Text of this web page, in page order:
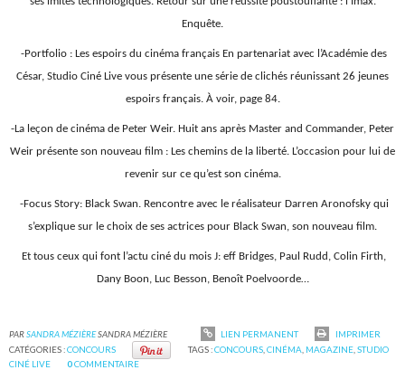
Enquête.
-Portfolio : Les espoirs du cinéma français En partenariat avec l’Académie des
César, Studio Ciné Live vous présente une série de clichés réunissant 26 jeunes
espoirs français. À voir, page 84.
-La leçon de cinéma de Peter Weir. Huit ans après Master and Commander, Peter
Weir présente son nouveau film : Les chemins de la liberté. L’occasion pour lui de
revenir sur ce qu’est son cinéma.
-Focus Story: Black Swan. Rencontre avec le réalisateur Darren Aronofsky qui
s’explique sur le choix de ses actrices pour Black Swan, son nouveau film.
Et tous ceux qui font l’actu ciné du mois J: eff Bridges, Paul Rudd, Colin Firth,
Dany Boon, Luc Besson, Benoît Poelvoorde…
PARSANDRA MÉZIÈRESANDRA MÉZIÈRE LIEN PERMANENT
IMPRIMER
CATÉGORIES :CONCOURS TAGS :CONCOURS, CINÉMA MAGAZINE, STUDIO
CINÉ LIVE
0COMMENTAIRE